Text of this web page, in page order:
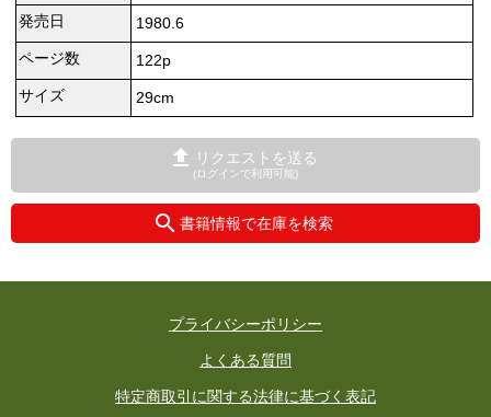
発売日
1980.6
ページ数
122p
サイズ
29cm
リクエストを送る
(ログインで利用可能)
書籍情報で在庫を検索
プライバシーポリシー
よくある質問
特定商取引に関する法律に基づく表記